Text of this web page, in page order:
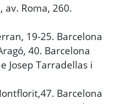
, av. Roma, 260.
19-25. Barcelona
40. Barcelona
Josep Tarradellas i
Barcelona